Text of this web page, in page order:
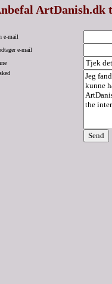
ArtDanish.dk
e-mail
e-mail